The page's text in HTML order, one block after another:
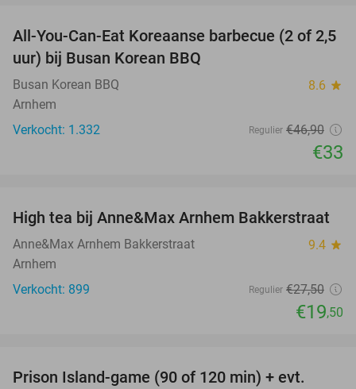
30%
All-You-Can-Eat Koreaanse barbecue (2 of 2,5
uur) bij Busan Korean BBQ
Busan Korean BBQ 8.6 star
Arnhem
Verkocht: 1.332
Regulier €46,90
€33
29%
High tea bij Anne&Max Arnhem Bakkerstraat
Anne&Max Arnhem Bakkerstraat 9.4 star
Arnhem
Verkocht: 899
Regulier €27,50
€19,50
Prison Island-game (90 of 120 min) + evt.